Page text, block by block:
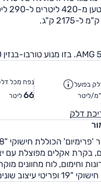
בפועל
ליטר
נפח מכל
66ליטר
דלק
אקלים מפוצלת עם
מחוונים מוקרן "12.3, ריפודי עור